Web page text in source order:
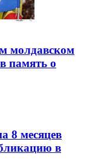
молдавском
память о
8 месяцев
в